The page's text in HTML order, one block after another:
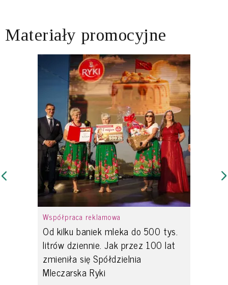
Materiały promocyjne
Współpraca reklamowa
Od kilku baniek mleka do 500 tys.
litrów dziennie. Jak przez 100 lat
zmieniła się Spółdzielnia
Mleczarska Ryki